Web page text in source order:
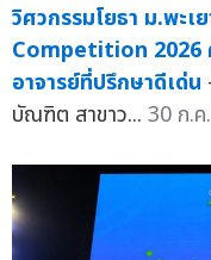
วิศวกรรมโยธา ม.พะเ
Competition 2026
อาจารย์ที่ปรึกษาดีเด่น
บัณฑิต สาขาว... 30 ก.ค.